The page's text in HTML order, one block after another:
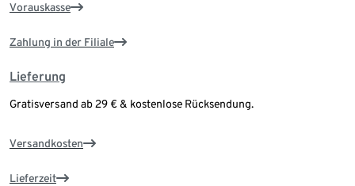
Vorauskasse
Zahlung in der Filiale
Lieferung
Gratisversand ab 29 € & kostenlose Rücksendung.
Versandkosten
Lieferzeit